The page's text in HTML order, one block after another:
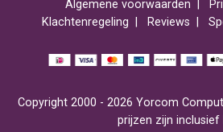
Algemene voorwaarden
Klachtenregeling
Reviews
Copyright 2000 - 2026 Yorcom
prijzen zijn inclusief